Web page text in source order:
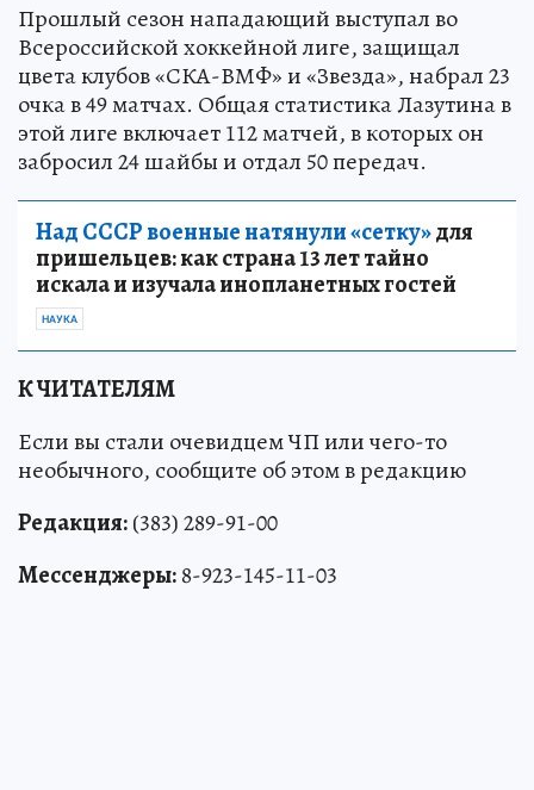
Прошлый сезон нападающий выступал во
Всероссийской хоккейной лиге, защищал
цвета клубов «СКА-ВМФ» и «Звезда», набрал 23
очка в 49 матчах. Общая статистика Лазутина в
этой лиге включает 112 матчей, в которых он
забросил 24 шайбы и отдал 50 передач.
Над СССР военные натянули «сетку»для
пришельцев: как страна 13 лет тайно
искала и изучала инопланетных гостей
НАУКА
К ЧИТАТЕЛЯМ
Если вы стали очевидцем ЧП или чего-то
необычного, сообщите об этом в редакцию
Редакция:(383) 289-91-00
Мессенджеры:8-923-145-11-03